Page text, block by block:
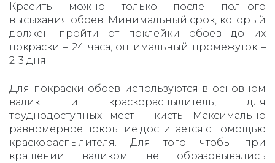
Красить можно только после полного
высыхания обоев. Минимальный срок, который
должен пройти от поклейки обоев до их
покраски – 24 часа, оптимальный промежуток –
2-3 дня.
Для покраски обоев используются в основном
валик и краскораспылитель, для
труднодоступных мест – кисть. Максимально
равномерное покрытие достигается с помощью
краскораспылителя. Для того чтобы при
крашении валиком не образовывались